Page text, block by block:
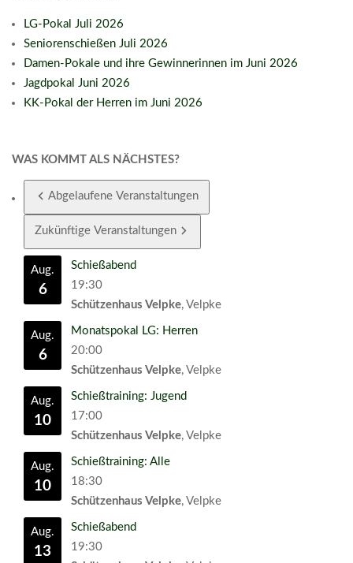
LG-Pokal Juli 2026
Seniorenschießen Juli 2026
Damen-Pokale und ihre Gewinnerinnen im Juni 2026
Jagdpokal Juni 2026
KK-Pokal der Herren im Juni 2026
WAS KOMMT ALS NÄCHSTES?
Abgelaufene Veranstaltungen
Zukünftige Veranstaltungen
Aug.
6
Schießabend
19:30
Schützenhaus Velpke, Velpke
Aug.
6
Monatspokal LG: Herren
20:00
Schützenhaus Velpke, Velpke
Aug.
10
Schießtraining: Jugend
17:00
Schützenhaus Velpke, Velpke
Aug.
10
Schießtraining: Alle
18:30
Schützenhaus Velpke, Velpke
Aug.
13
Schießabend
19:30